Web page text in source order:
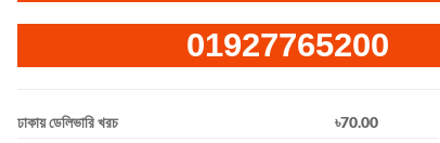
01927765200
ঢাকায় ডেলিভারি খরচ
৳70.00